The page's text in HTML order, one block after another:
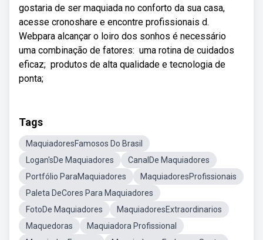
gostaria de ser maquiada no conforto da sua casa,
acesse cronoshare e encontre profissionais d.
Webpara alcançar o loiro dos sonhos é necessário
uma combinação de fatores: ️ uma rotina de cuidados
eficaz; ️ produtos de alta qualidade e tecnologia de
ponta;
Tags
MaquiadoresFamosos Do Brasil
Logan'sDe Maquiadores
CanalDe Maquiadores
Portfólio ParaMaquiadores
MaquiadoresProfissionais
Paleta DeCores Para Maquiadores
FotoDe Maquiadores
MaquiadoresExtraordinarios
Maquedoras
Maquiadora Profissional